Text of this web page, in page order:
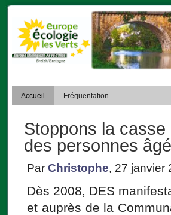
Accueil Fréquentation
Stoppons la
des personnes
Par Christophe, 27 janvier
Dès 2008, DES
et auprès de la